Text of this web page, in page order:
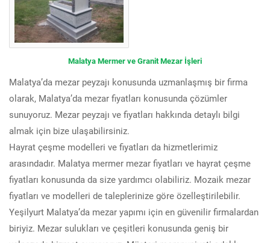
Malatya Mermer ve Granit Mezar İşleri
Malatya’da mezar peyzajı konusunda uzmanlaşmış bir firma
olarak, Malatya’da mezar fiyatları konusunda çözümler
sunuyoruz. Mezar peyzajı ve fiyatları hakkında detaylı bilgi
almak için bize ulaşabilirsiniz.
Hayrat çeşme modelleri ve fiyatları da hizmetlerimiz
arasındadır. Malatya mermer mezar fiyatları ve hayrat çeşme
fiyatları konusunda da size yardımcı olabiliriz. Mozaik mezar
fiyatları ve modelleri de taleplerinize göre özelleştirilebilir.
Yeşilyurt Malatya’da mezar yapımı için en güvenilir firmalardan
biriyiz. Mezar sulukları ve çeşitleri konusunda geniş bir